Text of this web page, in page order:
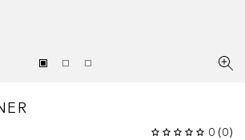
0 (0)